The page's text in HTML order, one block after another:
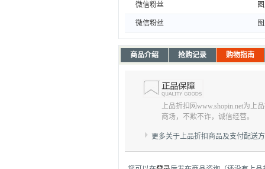
微信粉丝
微信粉丝
商品介绍 抢购记录 购物指南
上品折扣网www.shopin.net为上
商场，不欺不诈，诚信经营。
更多关于上品折扣商品及支付配送